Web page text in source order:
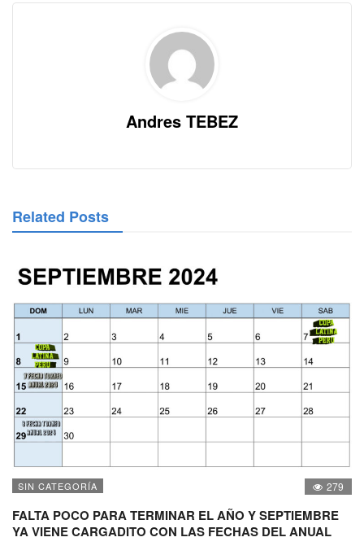
Andres TEBEZ
Related Posts
SIN CATEGORÍA 279
FALTA POCO PARA TERMINAR EL AÑO Y SEPTIEMBRE
YA VIENE CARGADITO CON LAS FECHAS DEL ANUAL